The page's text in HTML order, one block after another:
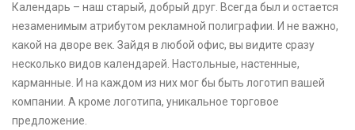
g
a
o
n
Календарь – наш старый, добрый друг. Всегда был и остается
незаменимым атрибутом рекламной полиграфии. И не важно,
какой на дворе век. Зайдя в любой офис, вы видите сразу
несколько видов календарей. Настольные, настенные,
карманные. И на каждом из них мог бы быть логотип вашей
компании. А кроме логотипа, уникальное торговое
предложение.